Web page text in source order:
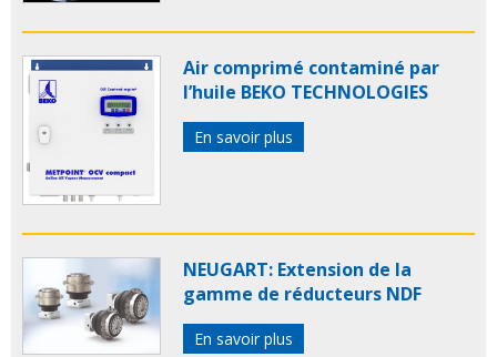
Air comprimé contaminé par
l’huile BEKO TECHNOLOGIES
En savoir plus
NEUGART: Extension de la
gamme de réducteurs NDF
En savoir plus